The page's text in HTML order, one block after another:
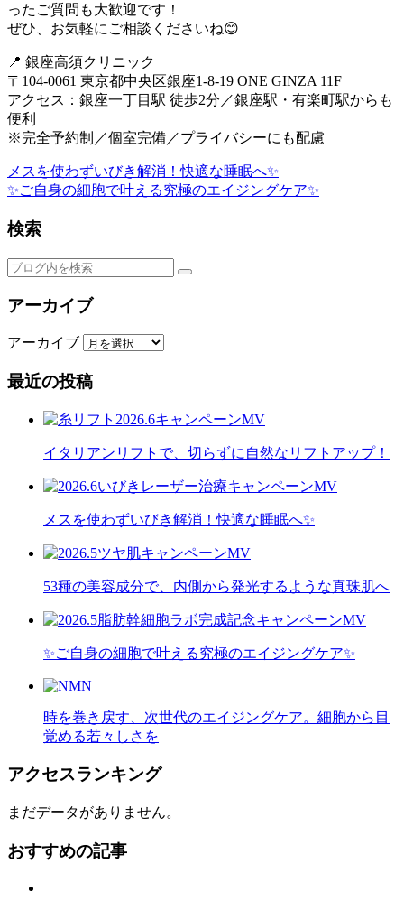
ったご質問も大歓迎です！
ぜひ、お気軽にご相談くださいね😊
📍 銀座高須クリニック
〒104-0061 東京都中央区銀座1-8-19 ONE GINZA 11F
アクセス：銀座一丁目駅 徒歩2分／銀座駅・有楽町駅からも
便利
※完全予約制／個室完備／プライバシーにも配慮
メスを使わずいびき解消！快適な睡眠へ✨
✨ご自身の細胞で叶える究極のエイジングケア✨
検索
アーカイブ
アーカイブ
最近の投稿
イタリアンリフトで、切らずに自然なリフトアップ！
メスを使わずいびき解消！快適な睡眠へ✨
53種の美容成分で、内側から発光するような真珠肌へ
✨ご自身の細胞で叶える究極のエイジングケア✨
時を巻き戻す、次世代のエイジングケア。細胞から目
覚める若々しさを
アクセスランキング
まだデータがありません。
おすすめの記事